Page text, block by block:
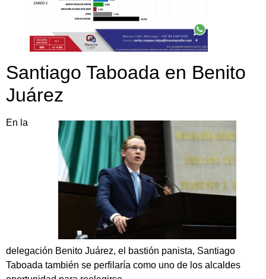
Santiago Taboada en Benito
Juárez
En la
delegación Benito Juárez, el bastión panista, Santiago
Taboada también se perfilaría como uno de los alcaldes